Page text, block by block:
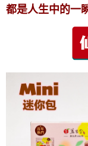
都是人生中的一